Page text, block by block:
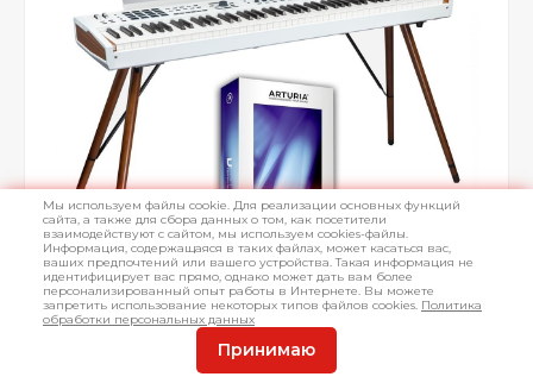
Мы используем файлы cookie. Для реализации основных функций
сайта, а также для сбора данных о том, как посетители
взаимодействуют с сайтом, мы используем cookies-файлы.
Информация, содержащаяся в таких файлах, может касаться вас,
ваших предпочтений или вашего устройства. Такая информация не
идентифицирует вас прямо, однако может дать вам более
персонализированный опыт работы в Интернете. Вы можете
запретить использование некоторых типов файлов cookies. Политика
обработки персональных данных
Принимаю